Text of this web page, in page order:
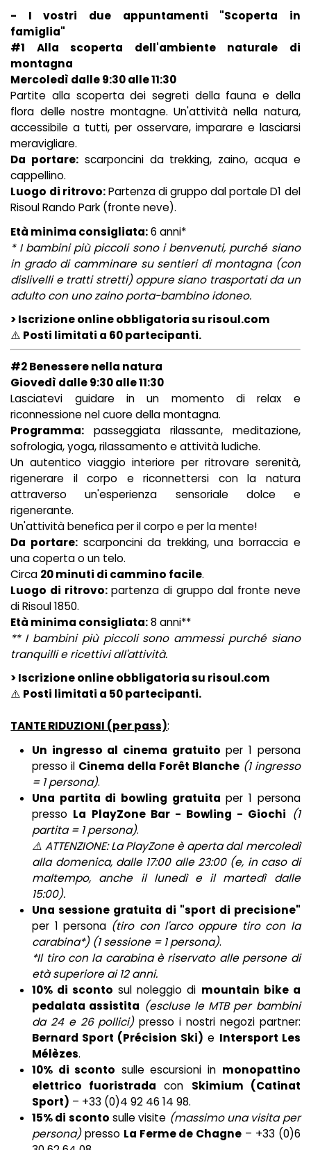
- I vostri due appuntamenti "Scoperta in
famiglia"
#1 Alla scoperta dell'ambiente naturale di
montagna
Mercoledì dalle 9:30 alle 11:30
Partite alla scoperta dei segreti della fauna e della
flora delle nostre montagne. Un'attività nella natura,
accessibile a tutti, per osservare, imparare e lasciarsi
meravigliare.
Da portare: scarponcini da trekking, zaino, acqua e
cappellino.
Luogo di ritrovo:Partenza di gruppo dal portale D1 del
Risoul Rando Park (fronte neve).
Età minima consigliata:6 anni*
* I bambini più piccoli sono i benvenuti, purché siano
in grado di camminare su sentieri di montagna (con
dislivelli e tratti stretti) oppure siano trasportati da un
adulto con uno zaino porta-bambino idoneo.
> Iscrizione online obbligatoria su risoul.com
⚠️ Posti limitati a 60 partecipanti.
#2 Benessere nella natura
Giovedì dalle 9:30 alle 11:30
Lasciatevi guidare in un momento di relax e
riconnessione nel cuore della montagna.
Programma: passeggiata rilassante, meditazione,
sofrologia, yoga, rilassamento e attività ludiche.
Un autentico viaggio interiore per ritrovare serenità,
rigenerare il corpo e riconnettersi con la natura
attraverso un'esperienza sensoriale dolce e
rigenerante.
Un'attività benefica per il corpo e per la mente!
Da portare: scarponcini da trekking, una borraccia e
una coperta o un telo.
Circa 20 minuti di cammino facile.
Luogo di ritrovo:partenza di gruppo dal fronte neve
di Risoul 1850.
Età minima consigliata:8 anni**
** I bambini più piccoli sono ammessi purché siano
tranquilli e ricettivi all'attività.
> Iscrizione online obbligatoria su risoul.com
⚠️ Posti limitati a 50 partecipanti.
TANTE RIDUZIONI (per pass):
Un ingresso al cinema gratuito per 1 persona
presso il Cinema della Forêt Blanche (1 ingresso
= 1 persona).
Una partita di bowling gratuita per 1 persona
presso La PlayZone Bar - Bowling - Giochi (1
partita = 1 persona).
⚠️ ATTENZIONE: La PlayZone è aperta dal mercoledì
alla domenica, dalle 17:00 alle 23:00 (e, in caso di
maltempo, anche il lunedì e il martedì dalle
15:00).
Una sessione gratuita di "sport di precisione"
per 1 persona (tiro con l'arco oppure tiro con la
carabina*) (1 sessione = 1 persona).
*Il tiro con la carabina è riservato alle persone di
età superiore ai 12 anni.
10% di sconto sul noleggio di mountain bike a
pedalata assistita (escluse le MTB per bambini
da 24 e 26 pollici)presso i nostri negozi partner:
Bernard Sport (Précision Ski) e Intersport Les
Mélèzes.
10% di sconto sulle escursioni in monopattino
elettrico fuoristrada con Skimium (Catinat
Sport) – +33 (0)4 92 46 14 98.
15% di sconto sulle visite (massimo una visita per
persona)presso La Ferme de Chagne – +33 (0)6